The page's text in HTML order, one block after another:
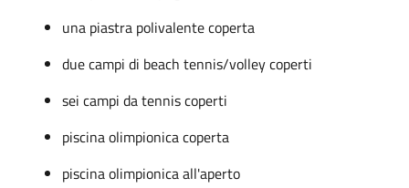
una piastra polivalente coperta
due campi di beach tennis/volley coperti
sei campi da tennis coperti
piscina olimpionica coperta
piscina olimpionica all'aperto